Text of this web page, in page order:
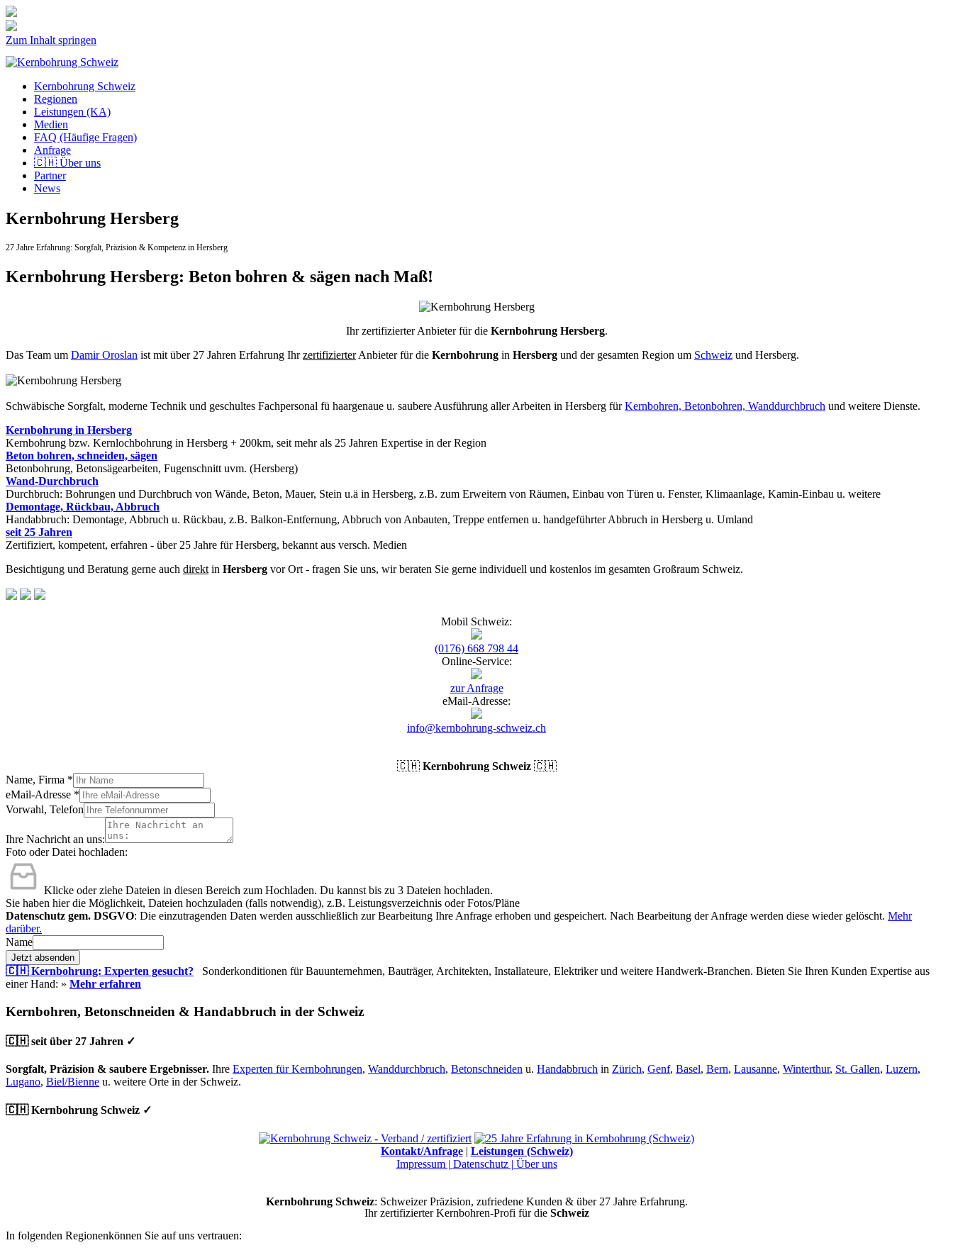
Zum Inhalt springen
Kernbohrung Schweiz
Regionen
Leistungen (KA)
Medien
FAQ (Häufige Fragen)
Anfrage
🇨🇭 Über uns
Partner
News
Kernbohrung Hersberg
27 Jahre Erfahrung: Sorgfalt, Präzision & Kompetenz in Hersberg
Kernbohrung Hersberg: Beton bohren & sägen nach Maß!
Ihr zertifizierter Anbieter für die Kernbohrung Hersberg.
Das Team um Damir Oroslan ist mit über 27 Jahren Erfahrung IhrzertifizierterAnbieter für die Kernbohrung in Hersberg und der gesamten Region um Schweiz und Hersberg.
Schwäbische Sorgfalt, moderne Technik und geschultes Fachpersonal fü haargenaue u. saubere Ausführung aller Arbeiten in Hersberg fürKernbohren, Betonbohren, Wanddurchbruch und weitere Dienste.
Kernbohrung in Hersberg
Kernbohrung bzw. Kernlochbohrung in Hersberg + 200km, seit mehr als 25 Jahren Expertise in der Region
Beton bohren, schneiden, sägen
Betonbohrung, Betonsägearbeiten, Fugenschnitt uvm. (Hersberg)
Wand-Durchbruch
Durchbruch: Bohrungen und Durchbruch von Wände, Beton, Mauer, Stein u.ä in Hersberg, z.B. zum Erweitern von Räumen, Einbau von Türen u. Fenster, Klimaanlage, Kamin-Einbau u. weitere
Demontage, Rückbau, Abbruch
Handabbruch: Demontage, Abbruch u. Rückbau, z.B. Balkon-Entfernung, Abbruch von Anbauten, Treppe entfernen u. handgeführter Abbruch in Hersberg u. Umland
seit 25 Jahren
Zertifiziert, kompetent, erfahren - über 25 Jahre für Hersberg, bekannt aus versch. Medien
Besichtigung und Beratung gerne auch direkt in Hersberg vor Ort - fragen Sie uns, wir beraten Sie gerne individuell und kostenlos im gesamten Großraum Schweiz.
Mobil Schweiz:
(0176) 668 798 44
Online-Service:
zur Anfrage
eMail-Adresse:
info@kernbohrung-schweiz.ch
🇨🇭 Kernbohrung Schweiz🇨🇭
Name, Firma *
eMail-Adresse *
Vorwahl, Telefon
Ihre Nachricht an uns:
Foto oder Datei hochladen:
Klicke oder ziehe Dateien in diesen Bereich zum Hochladen. Du kannst bis zu 3 Dateien hochladen.
Sie haben hier die Möglichkeit, Dateien hochzuladen (falls notwendig), z.B. Leistungsverzeichnis oder Fotos/Pläne
Datenschutz gem. DSGVO: Die einzutragenden Daten werden ausschließlich zur Bearbeitung Ihre Anfrage erhoben und gespeichert. Nach Bearbeitung der Anfrage werden diese wieder gelöscht. Mehr
darüber.
Name
Jetzt absenden
🇨🇭 Kernbohrung: Experten gesucht? Sonderkonditionen für Bauunternehmen, Bauträger, Architekten, Installateure, Elektriker und weitere Handwerk-Branchen. Bieten Sie Ihren Kunden Expertise aus
einer Hand: » Mehr erfahren
Kernbohren, Betonschneiden & Handabbruch in der Schweiz
🇨🇭 seit über 27 Jahren ✓
Sorgfalt, Präzision & saubere Ergebnisser. Ihre Experten für Kernbohrungen, Wanddurchbruch, Betonschneiden u. Handabbruch in Zürich, Genf, Basel, Bern, Lausanne, Winterthur, St. Gallen, Luzern,
Lugano, Biel/Bienne u. weitere Orte in der Schweiz.
🇨🇭 Kernbohrung Schweiz ✓
Kontakt/Anfrage| Leistungen (Schweiz)
Impressum | Datenschutz | Über uns
Kernbohrung Schweiz: Schweizer Präzision, zufriedene Kunden & über 27 Jahre Erfahrung.
Ihr zertifizierter Kernbohren-Profi für die Schweiz
In folgenden Regionenkönnen Sie auf uns vertrauen: